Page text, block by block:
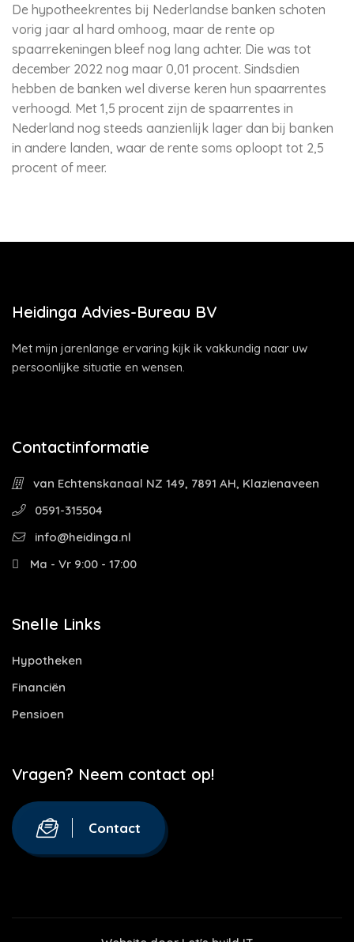
De hypotheekrentes bij Nederlandse banken schoten
vorig jaar al hard omhoog, maar de rente op
spaarrekeningen bleef nog lang achter. Die was tot
december 2022 nog maar 0,01 procent. Sindsdien
hebben de banken wel diverse keren hun spaarrentes
verhoogd. Met 1,5 procent zijn de spaarrentes in
Nederland nog steeds aanzienlijk lager dan bij banken
in andere landen, waar de rente soms oploopt tot 2,5
procent of meer.
Heidinga Advies-Bureau BV
Met mijn jarenlange ervaring kijk ik vakkundig naar uw
persoonlijke situatie en wensen.
Contactinformatie
van Echtenskanaal NZ 149, 7891 AH, Klazienaveen
0591-315504
info@heidinga.nl
Ma - Vr 9:00 - 17:00
Snelle Links
Hypotheken
Financiën
Pensioen
Vragen? Neem contact op!
Contact